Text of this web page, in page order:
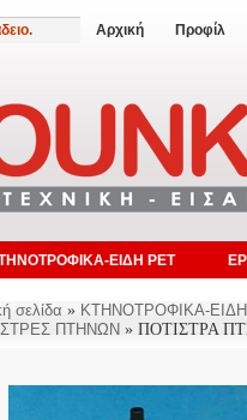
Αρχική Προφίλ
ΕΙΔΗ PET
σελίδα » ΚΤΗΝΟΤΡΟΦΙΚΑ-
ΠΤΗΝΩΝ » ΠΟΤΙΣΤΡΑ